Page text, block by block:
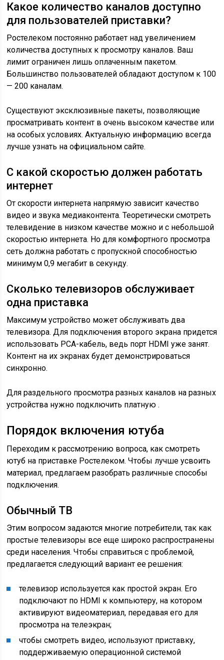
Какое количество каналов доступно
для пользователей приставки?
Ростелеком постоянно работает над увеличением
количества доступных к просмотру каналов. Ваш
лимит ограничен лишь оплаченным пакетом.
Большинство пользователей обладают доступом к 100
— 200 каналам.
Существуют эксклюзивные пакеты, позволяющие
просматривать контент в очень высоком качестве или
на особых условиях. Актуальную информацию всегда
лучше узнать на официальном сайте.
С какой скоростью должен работать
интернет
От скорости интернета напрямую зависит качество
видео и звука медиаконтента. Теоретически смотреть
телевидение в низком качестве можно и с небольшой
скоростью интернета. Но для комфортного просмотра
сеть должна работать с пропускной способностью
минимум 0,9 мегабит в секунду.
Сколько телевизоров обслуживает
одна приставка
Максимум устройство может обслуживать два
телевизора. Для подключения второго экрана придется
использовать PCA-кабель, ведь порт HDMI уже занят.
Контент на их экранах будет демонстрироваться
синхронно.
Для раздельного просмотра разных каналов на разных
устройства нужно подключить платную .
Порядок включения ютуба
Переходим к рассмотрению вопроса, как смотреть
ютуб на приставке Ростелеком. Чтобы лучше усвоить
материал, предлагаем разобрать различные способы
подключения.
Обычный ТВ
Этим вопросом задаются многие потребители, так как
простые телевизоры все еще широко распространены
среди населения. Чтобы справиться с проблемой,
предлагается следующий вариант ее решения:
телевизор используется как простой экран. Его
подключают по HDMI к компьютеру, на котором
активируют видеоматериал, передавая его для
просмотра на телеэкран;
чтобы смотреть видео, используют приставку,
поддерживаемую операционной системой